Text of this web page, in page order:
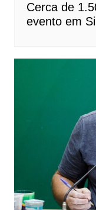
Cerca de
evento em